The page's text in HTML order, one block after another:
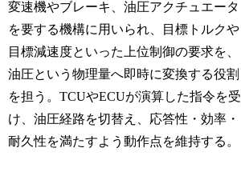
変速機やブレーキ、油圧アクチュエータ
を要する機構に用いられ、目標トルクや
目標減速度といった上位制御の要求を、
油圧という物理量へ即時に変換する役割
を担う。TCUやECUが演算した指令を受
け、油圧経路を切替え、応答性・効率・
耐久性を満たすよう動作点を維持する。